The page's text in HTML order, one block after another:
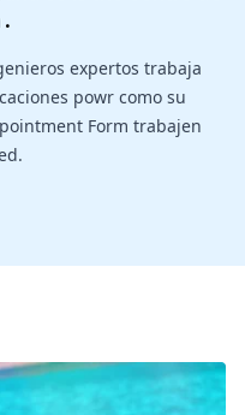
.
expertos trabaja
powr como su
Form trabajen